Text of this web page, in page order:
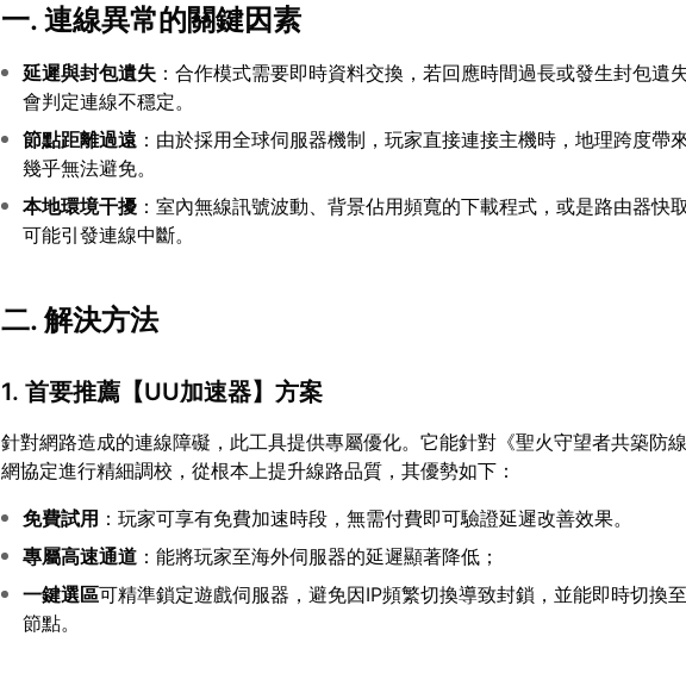
一. 連線異常的關鍵因素
延遲與封包遺失 ：合作模式需要即時資料交換，若回應時間過長或發生封包遺
會判定連線不穩定。
節點距離過遠 ：由於採用全球伺服器機制，玩家直接連接主機時，地理跨度帶
幾乎無法避免。
本地環境干擾 ：室內無線訊號波動、背景佔用頻寬的下載程式，或是路由器快
可能引發連線中斷。
二. 解決方法
1. 首要推薦【UU加速器】方案
針對網路造成的連線障礙，此工具提供專屬優化。它能針對《聖火守望者共築防
網協定進行精細調校，從根本上提升線路品質，其優勢如下：
免費試用 ：玩家可享有免費加速時段，無需付費即可驗證延遲改善效果。
專屬高速通道 ：能將玩家至海外伺服器的延遲顯著降低；
一鍵選區可精準鎖定遊戲伺服器，避免因IP頻繁切換導致封鎖，並能即時切換
節點。